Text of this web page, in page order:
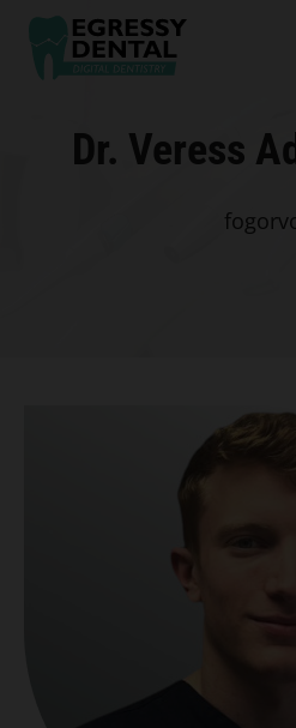
Skip
content
Dr. Veress